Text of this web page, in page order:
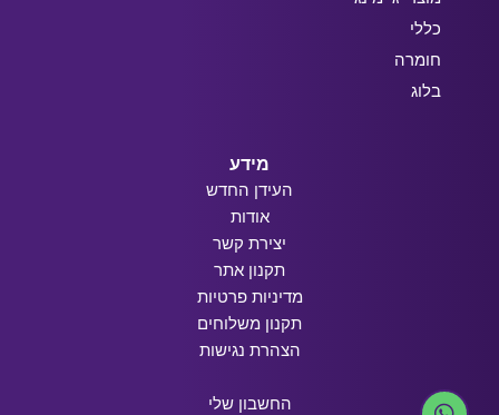
כללי
חומרה
בלוג
מידע
העידן החדש
אודות
יצירת קשר
תקנון אתר
מדיניות פרטיות
תקנון משלוחים
הצהרת נגישות
החשבון שלי